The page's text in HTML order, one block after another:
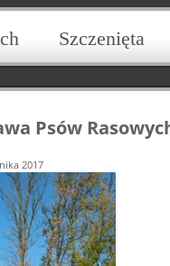
Szczenięta
Psów
2017